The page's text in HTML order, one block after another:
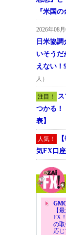
『米国
2026年08
日米協
いそうだ
えない
人）
注目！
つかる！
表】
人気！
気FX口
【
FX
の取
応